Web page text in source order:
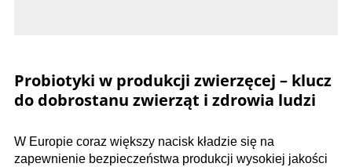
Probiotyki w produkcji zwierzęcej – klucz
do dobrostanu zwierząt i zdrowia ludzi
W Europie coraz większy nacisk kładzie się na
zapewnienie bezpieczeństwa produkcji wysokiej jakości